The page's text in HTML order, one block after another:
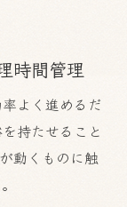
時間管理
よく進めるだ
持たせること
動くものに触